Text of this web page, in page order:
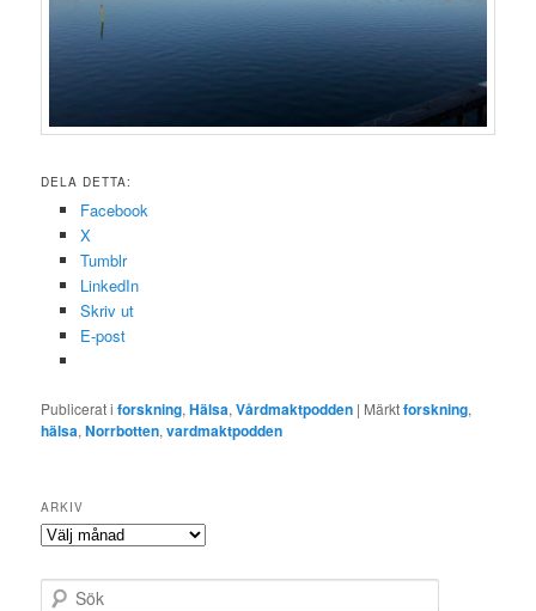
DELA DETTA:
Facebook
X
Tumblr
LinkedIn
Skriv ut
E-post
Publicerat i forskning,Hälsa,Vårdmaktpodden | Märktforskning,
hälsa,Norrbotten,vardmaktpodden
ARKIV
Arkiv